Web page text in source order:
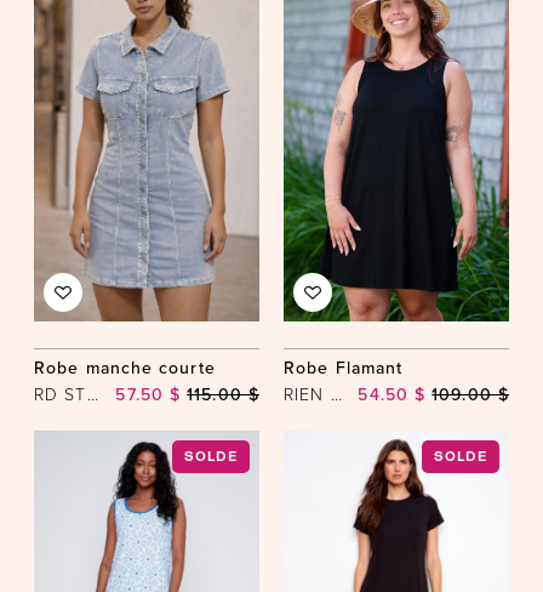
Robe manche courte
RD STYLE 57.50 $ 115.00 $
Robe Flamant
RIEN NE SE PERD, TOUT SE CRÉE 54.50 $ 109.00 $
SOLDE SOLDE